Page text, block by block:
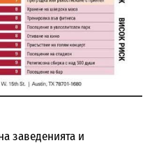
заведенията и